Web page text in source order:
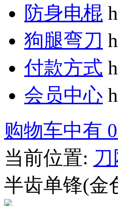
防身电棍
狗腿弯刀
付款方式
会员中心
购物车中有
当前位置: 刀
半齿单锋(金